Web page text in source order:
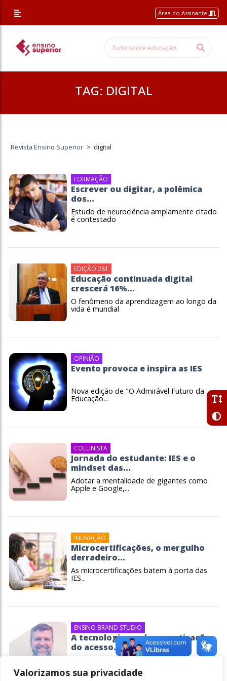
Valorizamos sua privacidade
Área do Assinante
TAG: DIGITAL
Revista Ensino Superior > digital
FORMAÇÃO
Escrever ou digitar, a polêmica
dos...
Estudo de neurociência amplamente citado
é contestado
EDIÇÃO 281
Educação continuada digital
crescerá 16%...
O fenômeno da aprendizagem ao longo da
vida é mundial
OPINIÃO
Evento provoca e inspira as IES
Nova edição de "O Admirável Futuro da
Educação...
COLUNISTA
Jornada do estudante: IES e o
mindset das...
Adotar a mentalidade de gigantes como
Apple e Google,...
INOVAÇÃO
Microcertificações, o mergulho
derradeiro...
As microcertificações batem à porta das
IES...
ENSINO BRAND STUDIO
A tecnologia e a democratização
do acesso...
aliado à...